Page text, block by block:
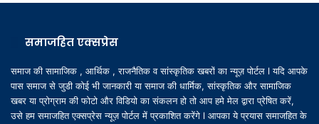
समाजहित एक्सप्रेस
समाज की सामाजिक , आर्थिक , राजनैतिक व सांस्कृतिक खबरों का न्यूज़ पोर्टल l यदि आपके
पास समाज से जुडी कोई भी जानकारी या समाज की धार्मिक, सांस्कृतिक और सामाजिक
खबर या प्रोग्राम की फोटो और विडियो का संकलन हो तो आप हमे मेल द्वारा प्रेषित करें,
उसे हम समाजहित एक्सप्रेस न्यूज़ पोर्टल में प्रकाशित करेंगे l आपका ये प्रयास समाजहित के